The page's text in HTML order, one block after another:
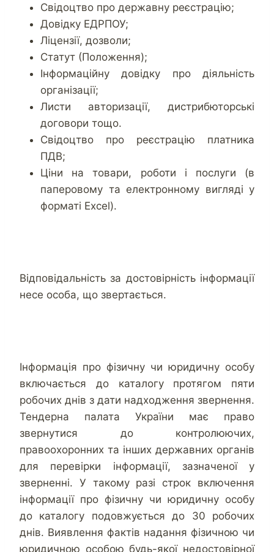
Свідоцтво про державну реєстрацію;
Довідку ЕДРПОУ;
Ліцензії, дозволи;
Статут (Положення);
Інформаційну довідку про діяльність
організації;
Листи авторизації, дистрибюторські
договори тощо.
Свідоцтво про реєстрацію платника
ПДВ;
Ціни на товари, роботи і послуги (в
паперовому та електронному вигляді у
форматі Excel).
Відповідальність за достовірність інформації
несе особа, що звертається.
Інформація про фізичну чи юридичну особу
включається до каталогу протягом пяти
робочих днів з дати надходження звернення.
Тендерна палата України має право
звернутися до контролюючих,
правоохоронних та інших державних органів
для перевірки інформації, зазначеної у
зверненні. У такому разі строк включення
інформації про фізичну чи юридичну особу
до каталогу подовжується до 30 робочих
днів. Виявлення фактів надання фізичною чи
юридичною особою будь-якої недостовірної